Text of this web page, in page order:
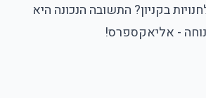
בקניון? התשובה הנכונה היא
- אליאקספרס!